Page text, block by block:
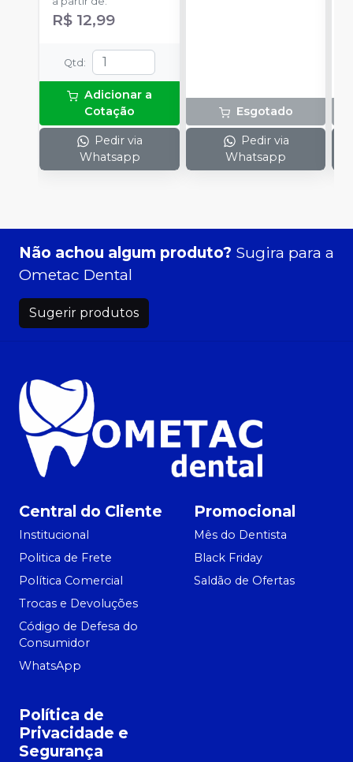
R$ 12,99
Qtd :
Adicionar a
Cotação
Pedir via
Whatsapp
Esgotado
Pedir via
Whatsapp
Não achou algum produto? Sugira para a
Ometac Dental
Sugerir produtos
Central do Cliente
Institucional
Politica de Frete
Política Comercial
Trocas e Devoluções
Código de Defesa do
Consumidor
WhatsApp
Promocional
Mês do Dentista
Black Friday
Saldão de Ofertas
Política de
Privacidade e
Segurança